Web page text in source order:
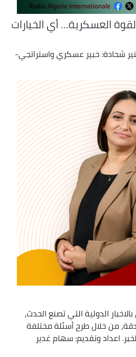
العسكرية... أي الخيارات
شحادة: خبير عسكري واستراتجي-
الدولية التي تصنع الحدث،
من خلال طرح أسئلة مختلفة
اعداد وتقديم: سهام غدير